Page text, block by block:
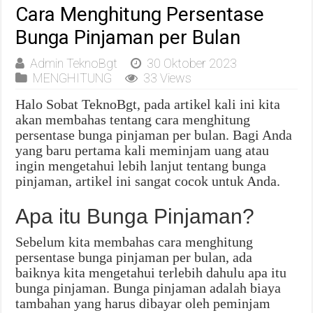
Cara Menghitung Persentase
Bunga Pinjaman per Bulan
Admin TeknoBgt
30 Oktober 2023
MENGHITUNG
33 Views
Halo Sobat TeknoBgt, pada artikel kali ini kita
akan membahas tentang cara menghitung
persentase bunga pinjaman per bulan. Bagi Anda
yang baru pertama kali meminjam uang atau
ingin mengetahui lebih lanjut tentang bunga
pinjaman, artikel ini sangat cocok untuk Anda.
Apa itu Bunga Pinjaman?
Sebelum kita membahas cara menghitung
persentase bunga pinjaman per bulan, ada
baiknya kita mengetahui terlebih dahulu apa itu
bunga pinjaman. Bunga pinjaman adalah biaya
tambahan yang harus dibayar oleh peminjam